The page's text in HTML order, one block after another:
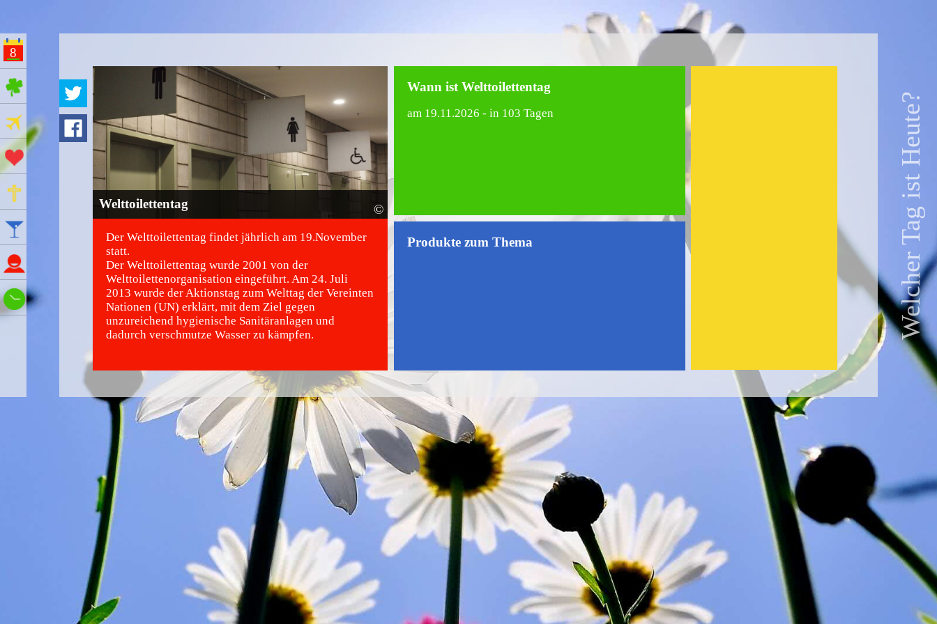
Welcher Tag ist Heute?
8
ges Feiertage
Ferien
Aktionstage
Gedenktage
Namenstage
Wie spät ist es?
Welttoilettentag ©
Der Welttoilettentag findet jährlich am 19.November
statt.
Der Welttoilettentag wurde 2001 von der
Welttoilettenorganisation eingeführt. Am 24. Juli
2013 wurde der Aktionstag zum Welttag der Vereinten
Nationen (UN) erklärt, mit dem Ziel gegen
unzureichend hygienische Sanitäranlagen und
dadurch verschmutze Wasser zu kämpfen.
Wann ist Welttoilettentag
am 19.11.2026 - in 103 Tagen
Produkte zum Thema